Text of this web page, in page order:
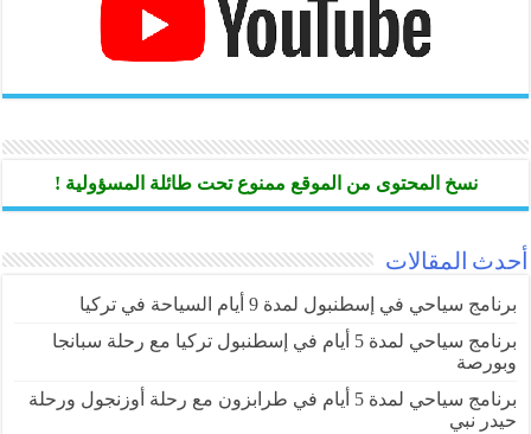
نسخ المحتوى من الموقع ممنوع تحت طائلة المسؤولية !
أحدث المقالات
برنامج سياحي في إسطنبول لمدة 9 أيام السياحة في تركيا
برنامج سياحي لمدة 5 أيام في إسطنبول تركيا مع رحلة سبانجا
وبورصة
برنامج سياحي لمدة 5 أيام في طرابزون مع رحلة أوزنجول ورحلة
حيدر نبي